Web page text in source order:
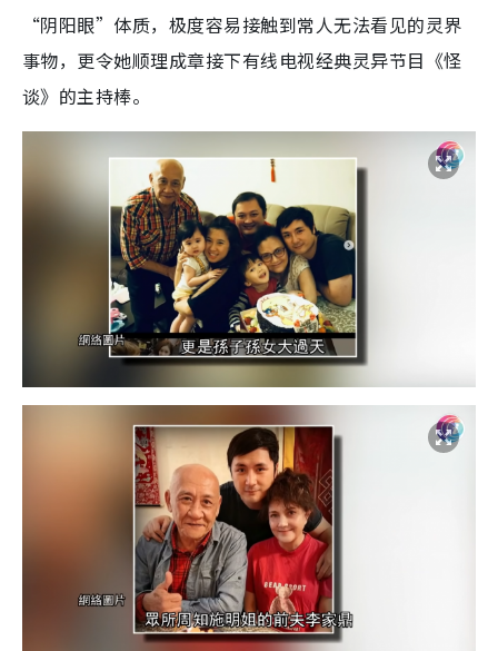
“阴阳眼”体质，极度容易接触到常人无法看见的灵界
事物，更令她顺理成章接下有线电视经典灵异节目《怪
谈》的主持棒。